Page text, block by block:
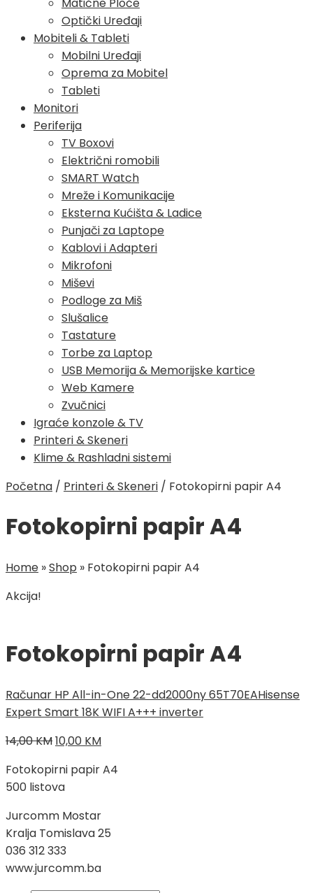
Optički Uređaji
Mobiteli & Tableti
Mobilni Uređaji
Oprema za Mobitel
Tableti
Monitori
Periferija
TV Boxovi
Električni romobili
SMART Watch
Mreže i Komunikacije
Eksterna Kućišta & Ladice
Punjači za Laptope
Kablovi i Adapteri
Mikrofoni
Miševi
Podloge za Miš
Slušalice
Tastature
Torbe za Laptop
USB Memorija & Memorijske kartice
Web Kamere
Zvučnici
Igraće konzole & TV
Printeri & Skeneri
Klime & Rashladni sistemi
Početna / Printeri & Skeneri / Fotokopirni papir A4
Fotokopirni papir A4
Home »Shop » Fotokopirni papir A4
Akcija!
Fotokopirni papir A4
Računar HP All-in-One 22-dd2000ny 65T70EAHisense
Expert Smart 18K WIFI A+++ inverter
14,00KMIzvorna
bila
je:
14,00 KM.
10,00 KMTrenutna
je:
Fotokopirni papir A4
500 listova
Jurcomm Mostar
Kralja Tomislava 25
036 312 333
www.jurcomm.ba